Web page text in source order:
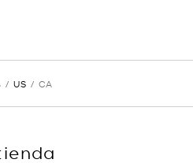
US CA